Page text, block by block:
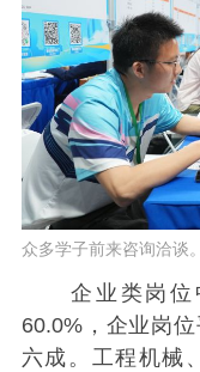
众多学子前来咨询洽谈。
企业类岗位
60.0%，企业岗
六成。工程机械